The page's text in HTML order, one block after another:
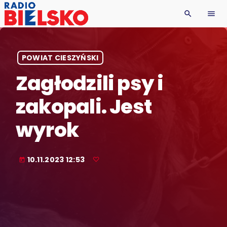
search menu
POWIAT CIESZYŃSKI
Zagłodzili psy i
zakopali. Jest
wyrok
today 10.11.2023 12:53